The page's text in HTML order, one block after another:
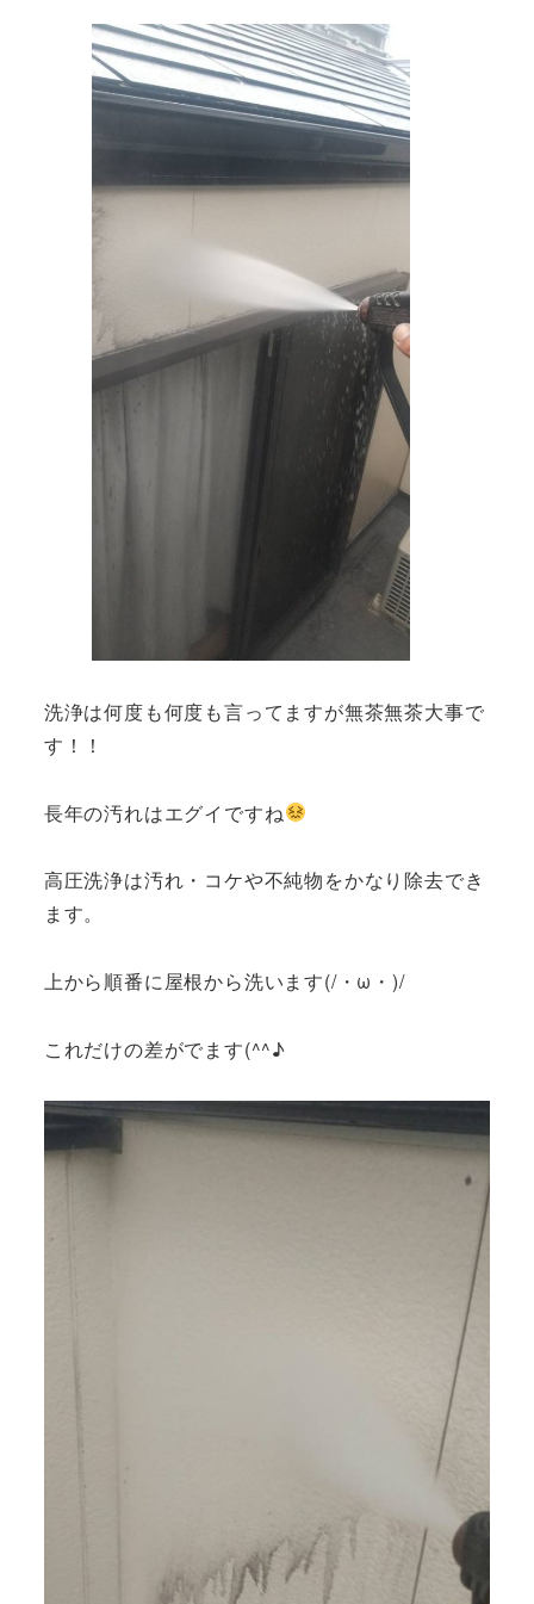
洗浄は何度も何度も言ってますが無茶無茶大事で
す！！
長年の汚れはエグイですね
高圧洗浄は汚れ・コケや不純物をかなり除去でき
ます。
上から順番に屋根から洗います(/・ω・)/
これだけの差がでます(^^♪